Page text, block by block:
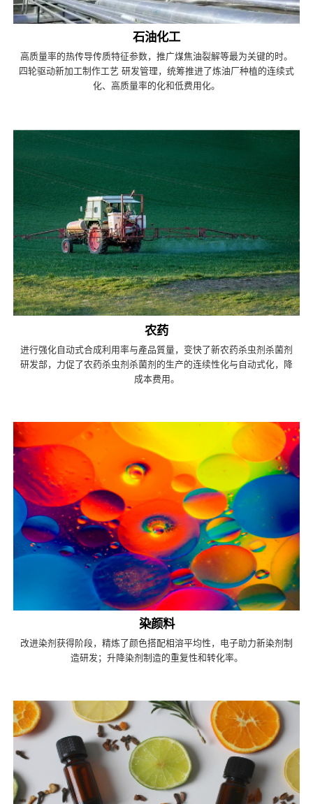
石油化工
高质量率的热传导传质特征参数，推广煤焦油裂解等最为关键的时。
四轮驱动新加工制作工艺 研发管理，统筹推进了炼油厂种植的连续式
化、高质量率的化和低费用化。
农药
进行强化自动式合成利用率与產品質量，变快了新农药杀虫剂杀菌剂
研发部，力促了农药杀虫剂杀菌剂的生产的连续性化与自动式化，降
成本费用。
染颜料
改进染剂获得阶段，精炼了颜色搭配相溶平均性，电子助力新染剂制
造研发；升降染剂制造的重复性和转化率。